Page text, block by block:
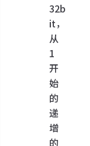
32b
it，
从
1
开
始
的
递
增
的